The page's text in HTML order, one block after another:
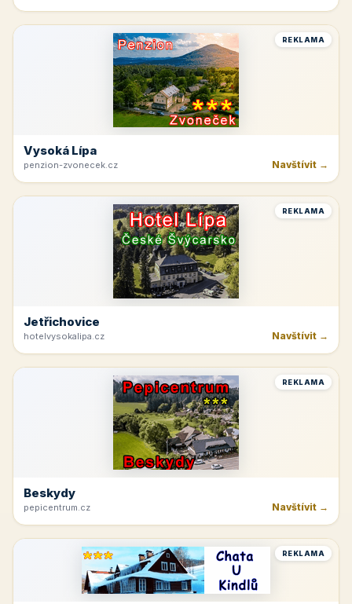
REKLAMA
Vysoká Lípa
penzion-zvonecek.cz Navštívit →
REKLAMA
Jetřichovice
hotelvysokalipa.cz Navštívit →
REKLAMA
Beskydy
pepicentrum.cz Navštívit →
REKLAMA